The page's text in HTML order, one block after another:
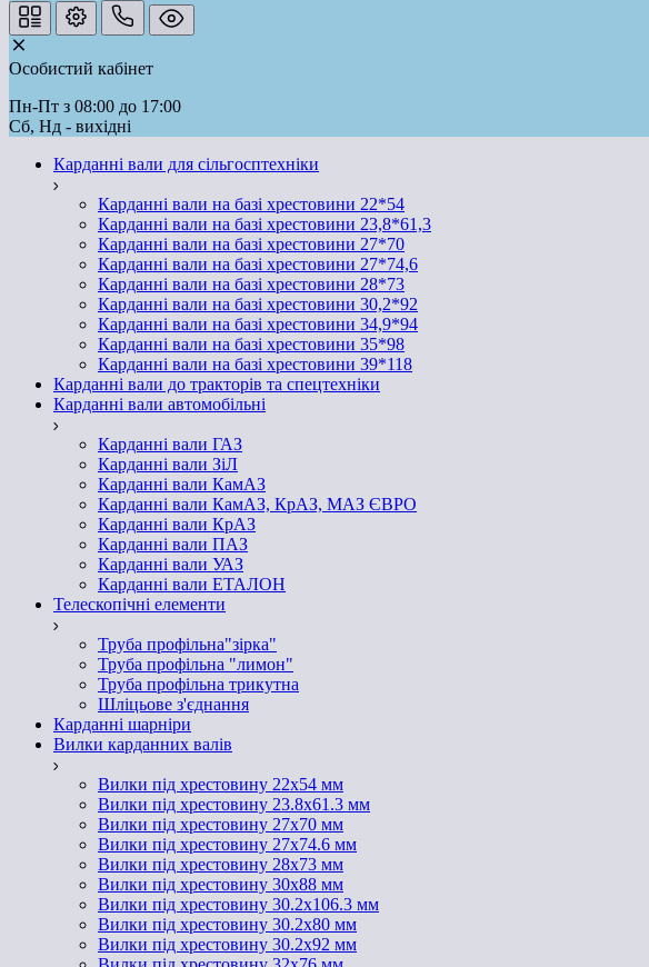
Особистий кабінет
Пн-Пт з 08:00 до 17:00
Сб, Нд - вихідні
Карданні вали для сільгосптехніки
Карданні вали на базі хрестовини 22*54
Карданні вали на базі хрестовини 23,8*61,3
Карданні вали на базі хрестовини 27*70
Карданні вали на базі хрестовини 27*74,6
Карданні вали на базі хрестовини 28*73
Карданні вали на базі хрестовини 30,2*92
Карданні вали на базі хрестовини 34,9*94
Карданні вали на базі хрестовини 35*98
Карданні вали на базі хрестовини 39*118
Карданні вали до тракторів та спецтехніки
Карданні вали автомобільні
Карданні вали ГАЗ
Карданні вали ЗіЛ
Карданні вали КамАЗ
Карданні вали КамАЗ, КрАЗ, МАЗ ЄВРО
Карданні вали КрАЗ
Карданні вали ПАЗ
Карданні вали УАЗ
Карданні вали ЕТАЛОН
Телескопічні елементи
Труба профільна"зірка"
Труба профільна "лимон"
Труба профільна трикутна
Шліцьове з'єднання
Карданні шарніри
Вилки карданних валів
Вилки під хрестовину 22х54 мм
Вилки під хрестовину 23.8х61.3 мм
Вилки під хрестовину 27х70 мм
Вилки під хрестовину 27х74.6 мм
Вилки під хрестовину 28х73 мм
Вилки під хрестовину 30х88 мм
Вилки під хрестовину 30.2х106.3 мм
Вилки під хрестовину 30.2х80 мм
Вилки під хрестовину 30.2х92 мм